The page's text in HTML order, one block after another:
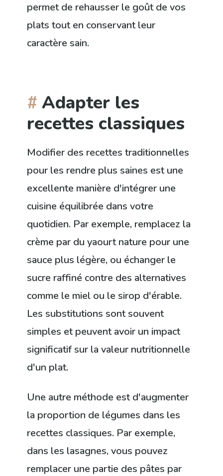
permet de rehausser le goût de vos
plats tout en conservant leur
caractère sain.
Adapter les
recettes classiques
Modifier des recettes traditionnelles
pour les rendre plus saines est une
excellente manière d'intégrer une
cuisine équilibrée dans votre
quotidien. Par exemple, remplacez la
crème par du yaourt nature pour une
sauce plus légère, ou échanger le
sucre raffiné contre des alternatives
comme le miel ou le sirop d'érable.
Les substitutions sont souvent
simples et peuvent avoir un impact
significatif sur la valeur nutritionnelle
d'un plat.
Une autre méthode est d'augmenter
la proportion de légumes dans les
recettes classiques. Par exemple,
dans les lasagnes, vous pouvez
remplacer une partie des pâtes par